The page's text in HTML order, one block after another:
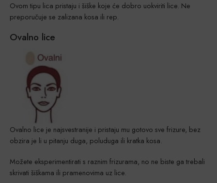
Ovom tipu lica pristaju i šiške koje će dobro uokviriti lice. Ne
preporučuje se zalizana kosa ili rep.
Ovalno lice
Ovalno lice je najsvestranije i pristaju mu gotovo sve frizure, bez
obzira je li u pitanju duga, poluduga ili kratka kosa.
Možete eksperimentirati s raznim frizurama, no ne biste ga trebali
skrivati šiškama ili pramenovima uz lice.